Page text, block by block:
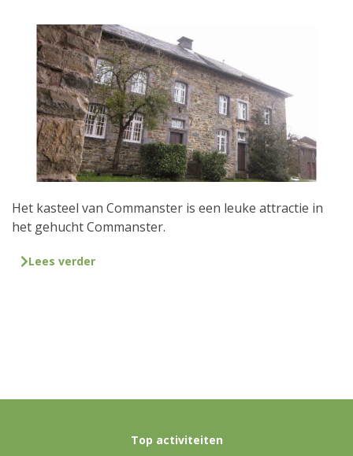
Het kasteel van Commanster is een leuke attractie in
het gehucht Commanster.
Lees verder
Top activiteiten